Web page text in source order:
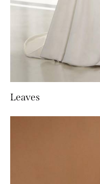
Leaves